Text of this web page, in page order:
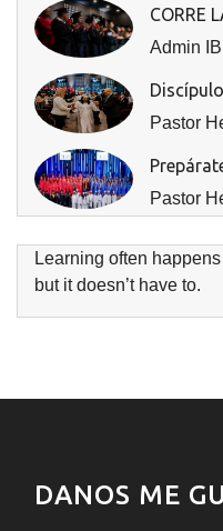
CORRE
Admin
Pastor
Pastor
Learning often
but it doesn’t have to.
DANOS ME